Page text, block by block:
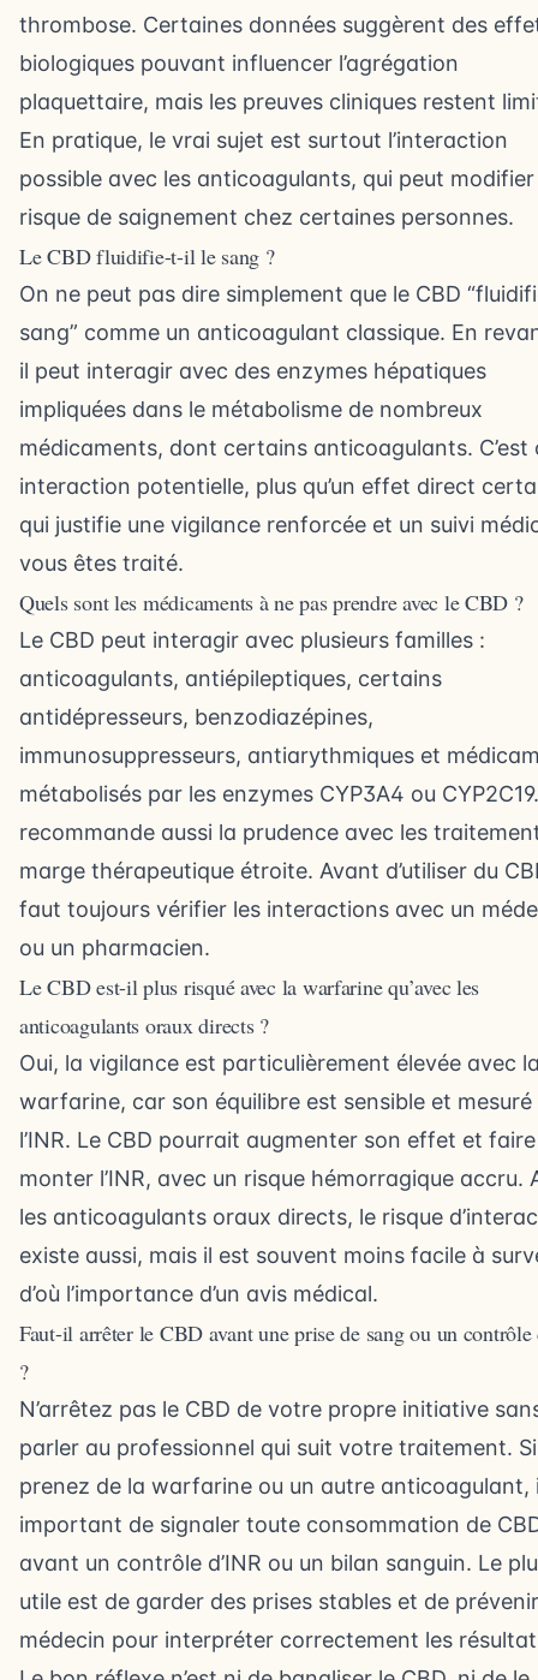
thrombose. Certaines données suggèrent des
biologiques pouvant influencer l’agrégation
plaquettaire, mais les preuves cliniques restent
En pratique, le vrai sujet est surtout l’interaction
possible avec les anticoagulants, qui peut modifier
risque de saignement chez certaines personnes.
Le CBD fluidifie-t-il le sang ?
On ne peut pas dire simplement que le CBD
sang” comme un anticoagulant classique. En
il peut interagir avec des enzymes hépatiques
impliquées dans le métabolisme de nombreux
médicaments, dont certains anticoagulants. C’est
interaction potentielle, plus qu’un effet direct
qui justifie une vigilance renforcée et un suivi
vous êtes traité.
Quels sont les médicaments à ne pas prendre avec le CBD ?
Le CBD peut interagir avec plusieurs familles :
anticoagulants, antiépileptiques, certains
antidépresseurs, benzodiazépines,
immunosuppresseurs, antiarythmiques et
métabolisés par les enzymes CYP3A4 ou
recommande aussi la prudence avec les
marge thérapeutique étroite. Avant d’utiliser du
faut toujours vérifier les interactions avec un
ou un pharmacien.
Le CBD est-il plus risqué avec la warfarine qu’avec les
anticoagulants oraux directs ?
Oui, la vigilance est particulièrement élevée avec
warfarine, car son équilibre est sensible et mesuré
l’INR. Le CBD pourrait augmenter son effet et faire
monter l’INR, avec un risque hémorragique accru.
les anticoagulants oraux directs, le risque
existe aussi, mais il est souvent moins facile à
d’où l’importance d’un avis médical.
Faut-il arrêter le CBD avant une prise de sang ou un contrôle
?
N’arrêtez pas le CBD de votre propre initiative
parler au professionnel qui suit votre traitement.
prenez de la warfarine ou un autre anticoagulant,
important de signaler toute consommation de
avant un contrôle d’INR ou un bilan sanguin. Le
utile est de garder des prises stables et de
médecin pour interpréter correctement les